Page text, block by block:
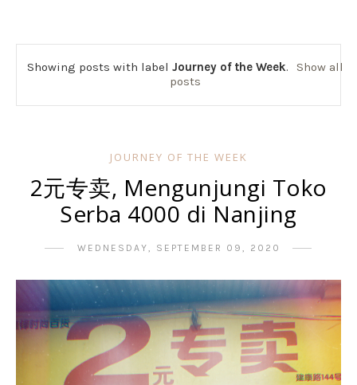
Showing posts with label Journey of the Week.
Show all
posts
JOURNEY OF THE WEEK
2元专卖, Mengunjungi Toko
Serba 4000 di Nanjing
WEDNESDAY, SEPTEMBER 09, 2020